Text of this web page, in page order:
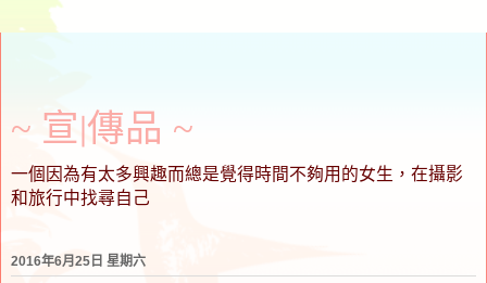
~ 宣∣傳品 ~
一個因為有太多興趣而總是覺得時間不夠用的女生，在攝影
和旅行中找尋自己
2016年6月25日 星期六